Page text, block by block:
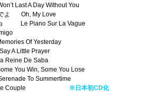
A Day Without You
よ Oh, My Love
Le Piano Sur La Vague
Of Yesterday
Little Prayer
De Saba
Win, Some You Lose
To Summertime
Le Couple ※日本初CD化